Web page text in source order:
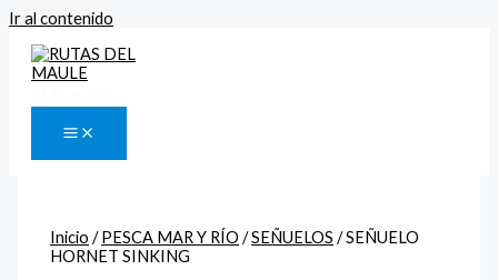
Ir al contenido
Inicio /PESCA MAR Y RÍO /SEÑUELOS / SEÑUELO
HORNET SINKING